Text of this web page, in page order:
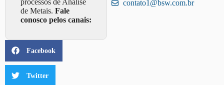
processos de Análise
de Metais. Fale
conosco pelos canais:
contato1@bsw.com.br
Facebook
Twitter